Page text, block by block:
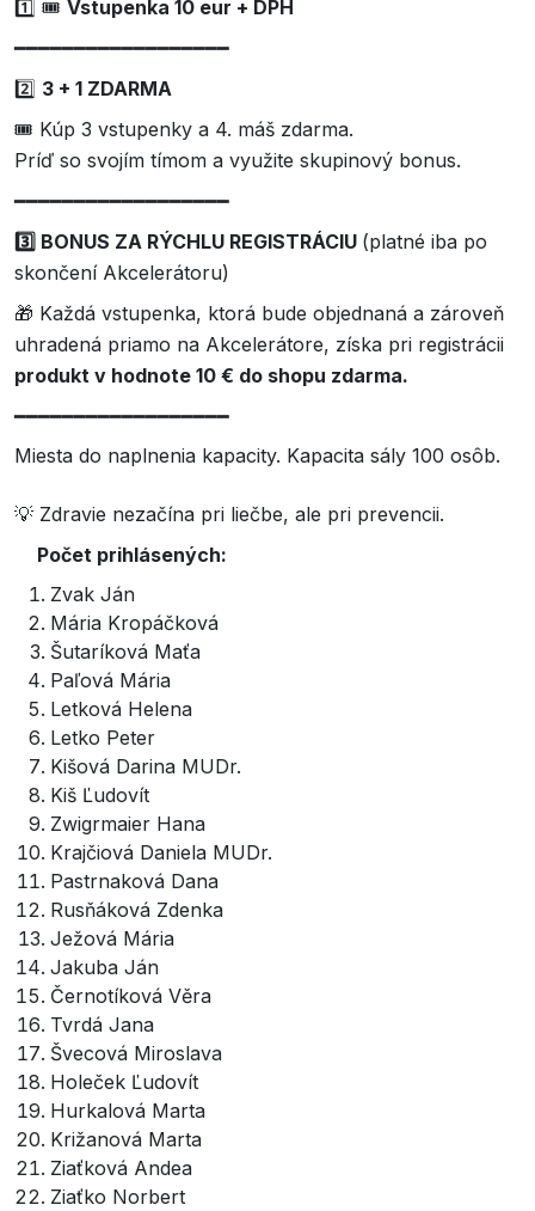
1️⃣ 🎟️ Vstupenka 10 eur + DPH
━━━━━━━━━━━━━━━━━━
2️⃣ 3 + 1 ZDARMA
🎟️ Kúp 3 vstupenky a 4. máš zdarma.
Príď so svojím tímom a využite skupinový bonus.
━━━━━━━━━━━━━━━━━━
3️⃣ BONUS ZA RÝCHLU REGISTRÁCIU (platné iba po
skončení Akcelerátoru)
🎁 Každá vstupenka, ktorá bude objednaná a zároveň
uhradená priamo na Akcelerátore, získa pri registrácii
produkt v hodnote 10 € do shopu zdarma.
━━━━━━━━━━━━━━━━━━
Miesta do naplnenia kapacity. Kapacita sály 100 osôb.
💡 Zdravie nezačína pri liečbe, ale pri prevencii.
Počet prihlásených:
Zvak Ján
Mária Kropáčková
Šutaríková Maťa
Paľová Mária
Letková Helena
Letko Peter
Kišová Darina MUDr.
Kiš Ľudovít
Zwigrmaier Hana
Krajčiová Daniela MUDr.
Pastrnaková Dana
Rusňáková Zdenka
Ježová Mária
Jakuba Ján
Černotíková Věra
Tvrdá Jana
Švecová Miroslava
Holeček Ľudovít
Hurkalová Marta
Križanová Marta
Ziaťková Andea
Ziaťko Norbert